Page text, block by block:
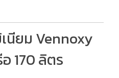
นียม Vennoxy
170 ลิตร